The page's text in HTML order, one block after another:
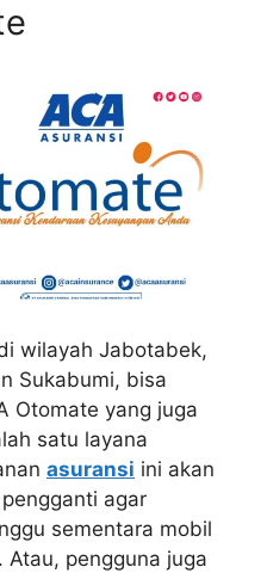
wilayah Jabotabek,
Sukabumi, bisa
Otomate yang juga
satu layana
asuransi ini akan
agar
sementara mobil
pengguna juga